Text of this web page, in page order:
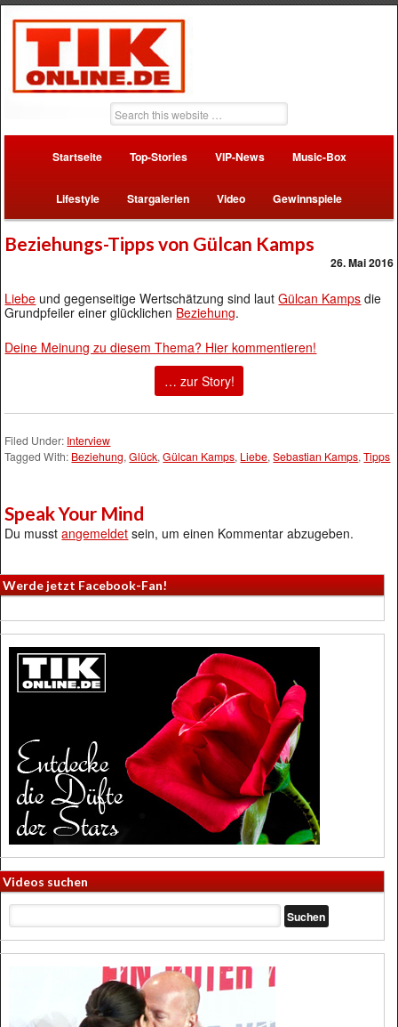
Startseite Top-Stories VIP-News Music-Box
Lifestyle Stargalerien Video Gewinnspiele
Beziehungs-Tipps von Gülcan Kamps
26. Mai 2016
Liebe und gegenseitige Wertschätzung sind lautGülcan Kamps die
Grundpfeiler einer glücklichen Beziehung.
Deine Meinung zu diesem Thema? Hier kommentieren!
… zur Story!
Filed Under: Interview
Tagged With: Beziehung,Glück,Gülcan Kamps, Liebe,Sebastian Kamps,Tipps
Speak Your Mind
Du musstangemeldet sein, um einen Kommentar abzugeben.
Werde jetzt Facebook-Fan!
Videos suchen